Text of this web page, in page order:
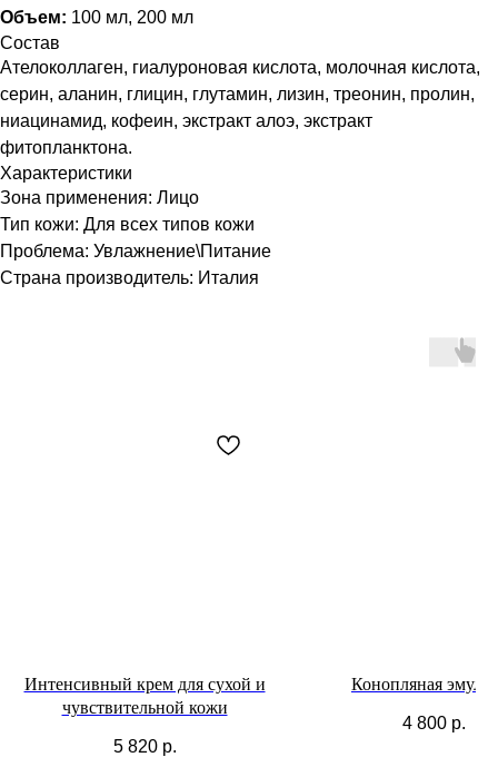
Объем: 100 мл, 200 мл
Состав
Ателоколлаген, гиалуроновая кислота, молочная кислота,
серин, аланин, глицин, глутамин, лизин, треонин, пролин,
ниацинамид, кофеин, экстракт алоэ, экстракт
фитопланктона.
Характеристики
Зона применения: Лицо
Тип кожи: Для всех типов кожи
Проблема: Увлажнение\Питание
Страна производитель: Италия
Интенсивный крем для сухой и
чувствительной кожи
5 820 р.
Конопляная
4 800 р.